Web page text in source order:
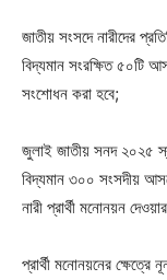
জাতীয় সংসদে নারীদের
বিদ্যমান সংরক্ষিত ৫০টি
সংশোধন করা হবে;
জুলাই জাতীয় সনদ ২০২৫
বিদ্যমান ৩০০ সংসদীয়
নারী প্রার্থী মনোনয়ন
প্রার্থী মনোনয়নের ক্ষেত্রে